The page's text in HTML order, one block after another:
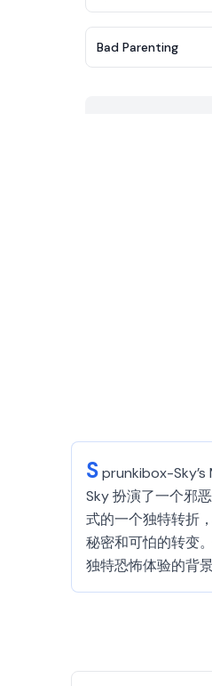
Bad Parenting
Sprunkibox-Sky’s
Sky 扮演了一个邪
式的一个独特转折
秘密和可怕的转变
独特恐怖体验的背